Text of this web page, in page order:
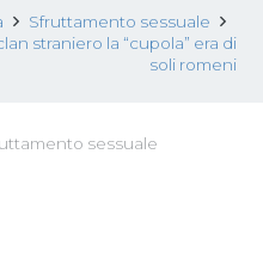
Sfruttamento sessuale
straniero la “cupola” era di
soli romeni
sessuale